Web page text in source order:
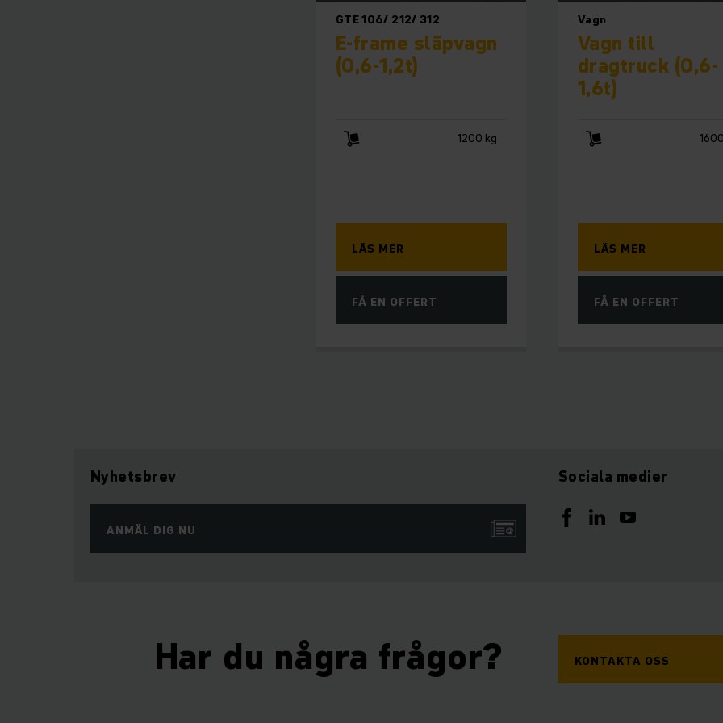
GTE 106/ 212/ 312
E-frame släpvagn
(0,6-1,2t)
1200 kg
LÄS MER
FÅ EN OFFERT
Vagn
Vagn till
dragtruck (0,6-
1,6t)
LÄS MER
FÅ EN OFFERT
Nyhetsbrev
ANMÄL DIG NU
Sociala medier
Har du några frågor? KONTAKTA OSS